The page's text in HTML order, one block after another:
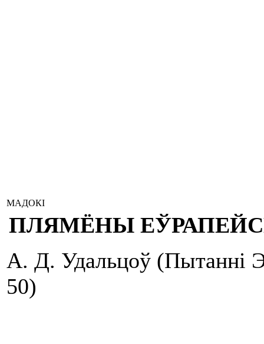
МАДОКІ
ПЛЯМЁНЫ
А. Д. Удальцоў (Пытанні
50)